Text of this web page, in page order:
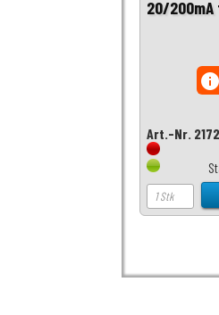
20/
Art.-Nr.